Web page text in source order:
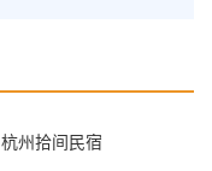
杭州拾间民宿